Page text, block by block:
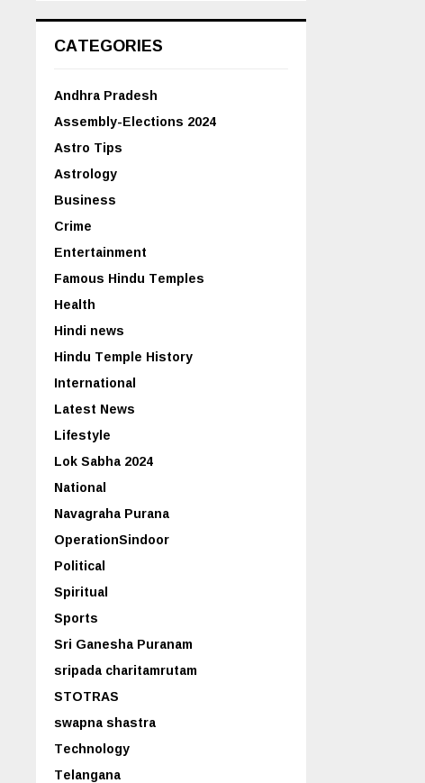
CATEGORIES
Andhra Pradesh
Assembly-Elections 2024
Astro Tips
Astrology
Business
Crime
Entertainment
Famous Hindu Temples
Health
Hindi news
Hindu Temple History
International
Latest News
Lifestyle
Lok Sabha 2024
National
Navagraha Purana
OperationSindoor
Political
Spiritual
Sports
Sri Ganesha Puranam
sripada charitamrutam
STOTRAS
swapna shastra
Technology
Telangana